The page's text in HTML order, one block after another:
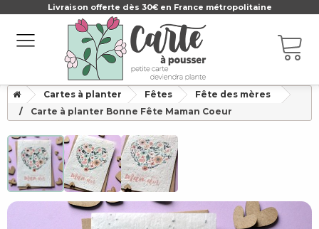
Livraison offerte dès 30€ en France métropolitaine
Cartes à planter Fêtes
Fête des mères
Carte à planter Bonne Fête Maman Coeur